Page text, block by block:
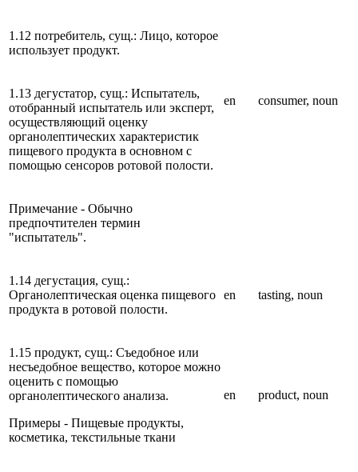
1.12 потребитель, сущ.: Лицо, которое
использует продукт.
en consumer, noun
1.13 дегустатор, сущ.: Испытатель,
отобранный испытатель или эксперт,
осуществляющий оценку
органолептических характеристик
пищевого продукта в основном с
помощью сенсоров ротовой полости.
Примечание - Обычно
предпочтителен термин
"испытатель".
1.14 дегустация, сущ.:
Органолептическая оценка пищевого
продукта в ротовой полости.
en tasting, noun
1.15 продукт, сущ.: Съедобное или
несъедобное вещество, которое можно
оценить с помощью
органолептического анализа.
Примеры - Пищевые продукты,
косметика, текстильные ткани
en product, noun